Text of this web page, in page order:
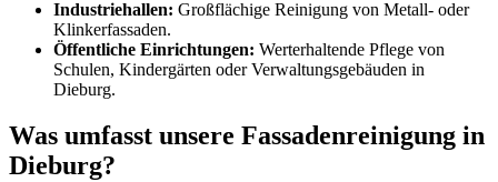
Industriehallen: Großflächige Reinigung von Metall- oder
Klinkerfassaden.
Öffentliche Einrichtungen: Werterhaltende Pflege von
Schulen, Kindergärten oder Verwaltungsgebäuden in
Dieburg.
Was umfasst unsere Fassadenreinigung in
Dieburg?